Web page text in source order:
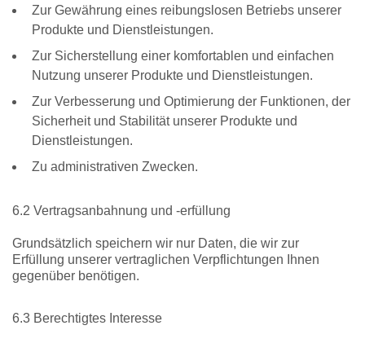
Zur Gewährung eines reibungslosen Betriebs unserer
Produkte und Dienstleistungen.
Zur Sicherstellung einer komfortablen und einfachen
Nutzung unserer Produkte und Dienstleistungen.
Zur Verbesserung und Optimierung der Funktionen, der
Sicherheit und Stabilität unserer Produkte und
Dienstleistungen.
Zu administrativen Zwecken.
6.2 Vertragsanbahnung und -erfüllung
Grundsätzlich speichern wir nur Daten, die wir zur
Erfüllung unserer vertraglichen Verpflichtungen Ihnen
gegenüber benötigen.
6.3 Berechtigtes Interesse